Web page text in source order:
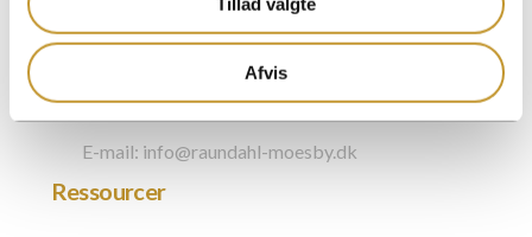
Afvis
Bogholderi: +45 72148140
E-mail: info@raundahl-moesby.dk
Ressourcer